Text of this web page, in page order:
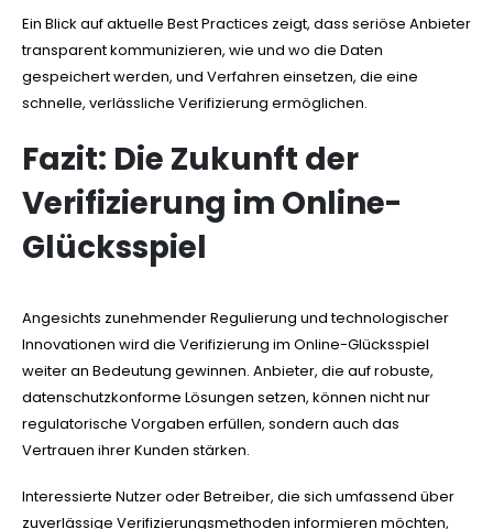
Ein Blick auf aktuelle Best Practices zeigt, dass seriöse Anbieter
transparent kommunizieren, wie und wo die Daten
gespeichert werden, und Verfahren einsetzen, die eine
schnelle, verlässliche Verifizierung ermöglichen.
Fazit: Die Zukunft der
Verifizierung im Online-
Glücksspiel
Angesichts zunehmender Regulierung und technologischer
Innovationen wird die Verifizierung im Online-Glücksspiel
weiter an Bedeutung gewinnen. Anbieter, die auf robuste,
datenschutzkonforme Lösungen setzen, können nicht nur
regulatorische Vorgaben erfüllen, sondern auch das
Vertrauen ihrer Kunden stärken.
Interessierte Nutzer oder Betreiber, die sich umfassend über
zuverlässige Verifizierungsmethoden informieren möchten,